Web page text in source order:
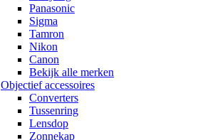
Panasonic
Sigma
Tamron
Nikon
Canon
Bekijk alle merken
Objectief accessoires
Converters
Tussenring
Lensdop
Zonnekap